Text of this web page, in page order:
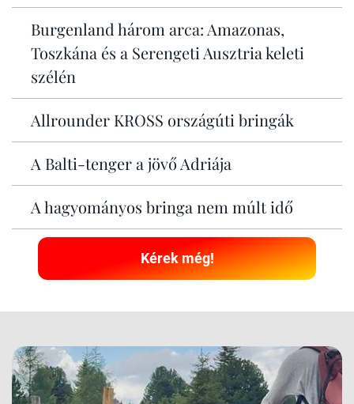
Burgenland három arca: Amazonas,
Toszkána és a Serengeti Ausztria keleti
szélén
Allrounder KROSS országúti bringák
A Balti-tenger a jövő Adriája
A hagyományos bringa nem múlt idő
Kérek még!